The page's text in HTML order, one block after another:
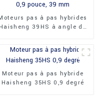
pas à pas hybrides
Haisheng 39HS à angle de
Moteur pas à pas hybride
Haisheng 35HS 0,9 degré